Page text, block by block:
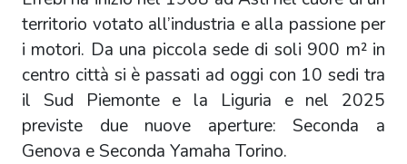
territorio votato all’industria e alla passione per
i motori. Da una piccola sede di soli 900 m² in
centro città si è passati ad oggi con 10 sedi tra
il Sud Piemonte e la Liguria e nel 2025
previste due nuove aperture: Seconda a
Genova e Seconda Yamaha Torino.